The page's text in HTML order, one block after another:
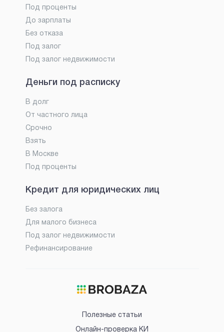
Под проценты
До зарплаты
Без отказа
Под залог
Под залог недвижимости
Деньги под расписку
В долг
От частного лица
Срочно
Взять
В Москве
Под проценты
Кредит для юридических лиц
Без залога
Для малого бизнеса
Под залог недвижимости
Рефинансирование
Полезные статьи
Онлайн-проверка КИ